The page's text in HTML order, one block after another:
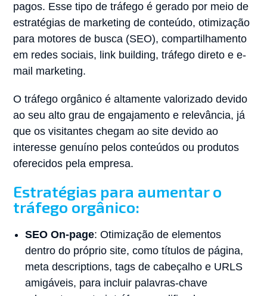
pagos. Esse tipo de tráfego é gerado por meio de
estratégias de marketing de conteúdo, otimização
para motores de busca (SEO), compartilhamento
em redes sociais, link building, tráfego direto e e-
mail marketing.
O tráfego orgânico é altamente valorizado devido
ao seu alto grau de engajamento e relevância, já
que os visitantes chegam ao site devido ao
interesse genuíno pelos conteúdos ou produtos
oferecidos pela empresa.
Estratégias para aumentar o
tráfego orgânico:
SEO On-page: Otimização de elementos
dentro do próprio site, como títulos de página,
meta descriptions, tags de cabeçalho e URLS
amigáveis, para incluir palavras-chave